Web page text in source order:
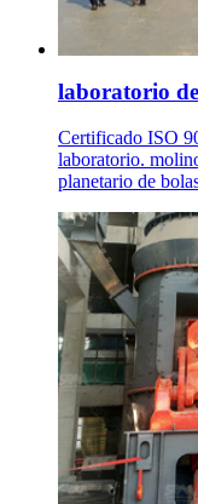
laboratorio
Certificado ISO
laboratorio.
planetario de